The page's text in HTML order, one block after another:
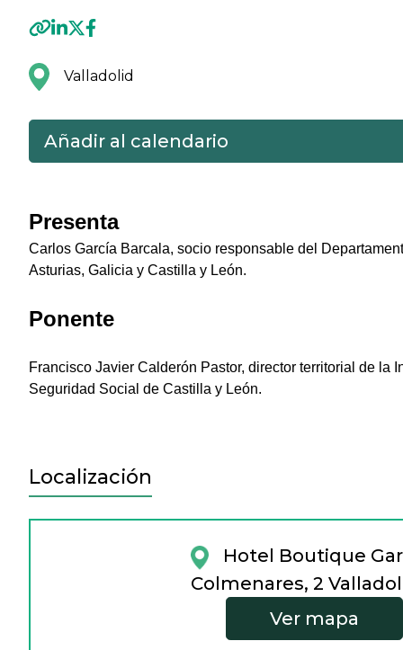
Valladolid
Añadir al calendario
Presenta
Carlos García Barcala, socio responsable del
Asturias, Galicia y Castilla y León.
Ponente
Francisco Javier Calderón Pastor, director territorial de la
Seguridad Social de Castilla y León.
Localización
Hotel Boutique
Colmenares, 2
Ver mapa